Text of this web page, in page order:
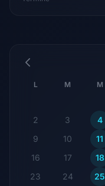
L M M
2
3 4
9
10 11
16
17 18
23
24 25